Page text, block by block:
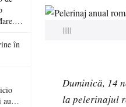
O
în
au
|||||
Duminică, 14
la pelerinajul